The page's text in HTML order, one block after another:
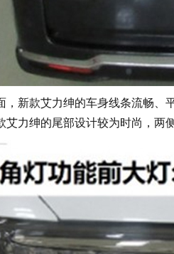
款艾力绅的车身线条流畅、
艾力绅的尾部设计较为时尚，两